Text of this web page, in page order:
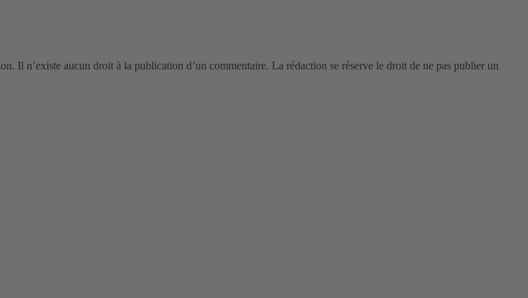
Il n’existe aucun droit à la publication d’un commentaire. La rédaction se réserve le droit de ne pas publier un